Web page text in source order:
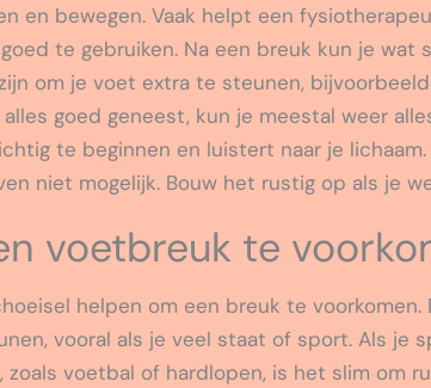
en bewegen. Vaak helpt een
te gebruiken. Na een breuk kun je wat
om je voet extra te steunen,
goed geneest, kun je meestal weer
te beginnen en luistert naar je
niet mogelijk. Bouw het rustig op als je
voetbreuk te
helpen om een breuk te
vooral als je veel staat of sport. Als je
zoals voetbal of hardlopen, is het slim om